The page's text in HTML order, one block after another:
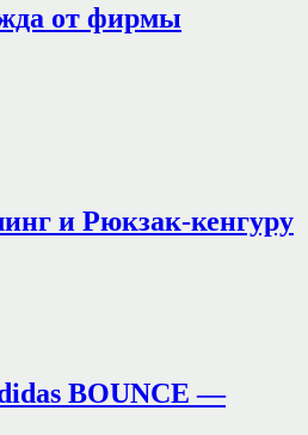
от фирмы
и Рюкзак-кенгуру
BOUNCE —